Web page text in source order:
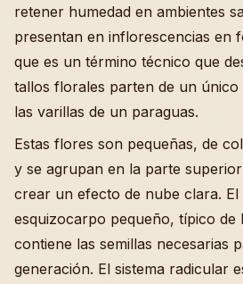
retener humedad en ambientes
presentan en inflorescencias en
que es un término técnico que
tallos florales parten de un
las varillas de un paraguas.
Estas flores son pequeñas, de
y se agrupan en la parte
crear un efecto de nube clara.
esquizocarpo pequeño, típico de
contiene las semillas necesarias
generación. El sistema radicular